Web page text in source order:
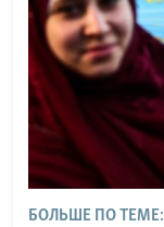
БОЛЬШЕ ПО ТЕМЕ: